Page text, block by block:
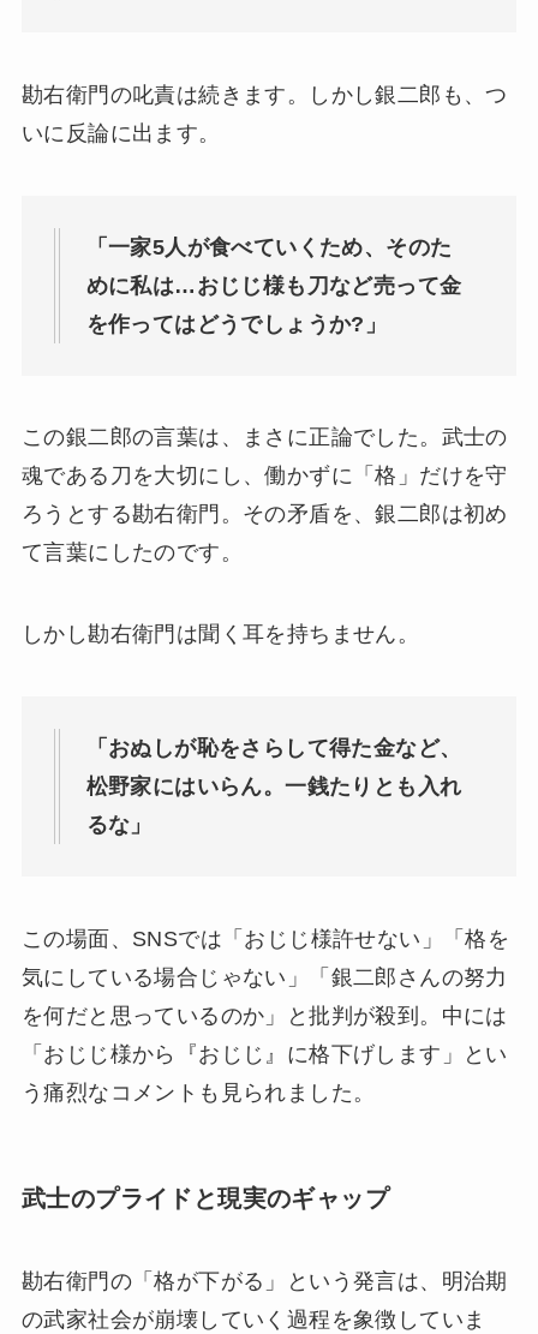
勘右衛門の叱責は続きます。しかし銀二郎も、つ
いに反論に出ます。
「一家5人が食べていくため、そのた
めに私は…おじじ様も刀など売って金
を作ってはどうでしょうか?」
この銀二郎の言葉は、まさに正論でした。武士の
魂である刀を大切にし、働かずに「格」だけを守
ろうとする勘右衛門。その矛盾を、銀二郎は初め
て言葉にしたのです。
しかし勘右衛門は聞く耳を持ちません。
「おぬしが恥をさらして得た金など、
松野家にはいらん。一銭たりとも入れ
るな」
この場面、SNSでは「おじじ様許せない」「格を
気にしている場合じゃない」「銀二郎さんの努力
を何だと思っているのか」と批判が殺到。中には
「おじじ様から『おじじ』に格下げします」とい
う痛烈なコメントも見られました。
武士のプライドと現実のギャップ
勘右衛門の「格が下がる」という発言は、明治期
の武家社会が崩壊していく過程を象徴していま